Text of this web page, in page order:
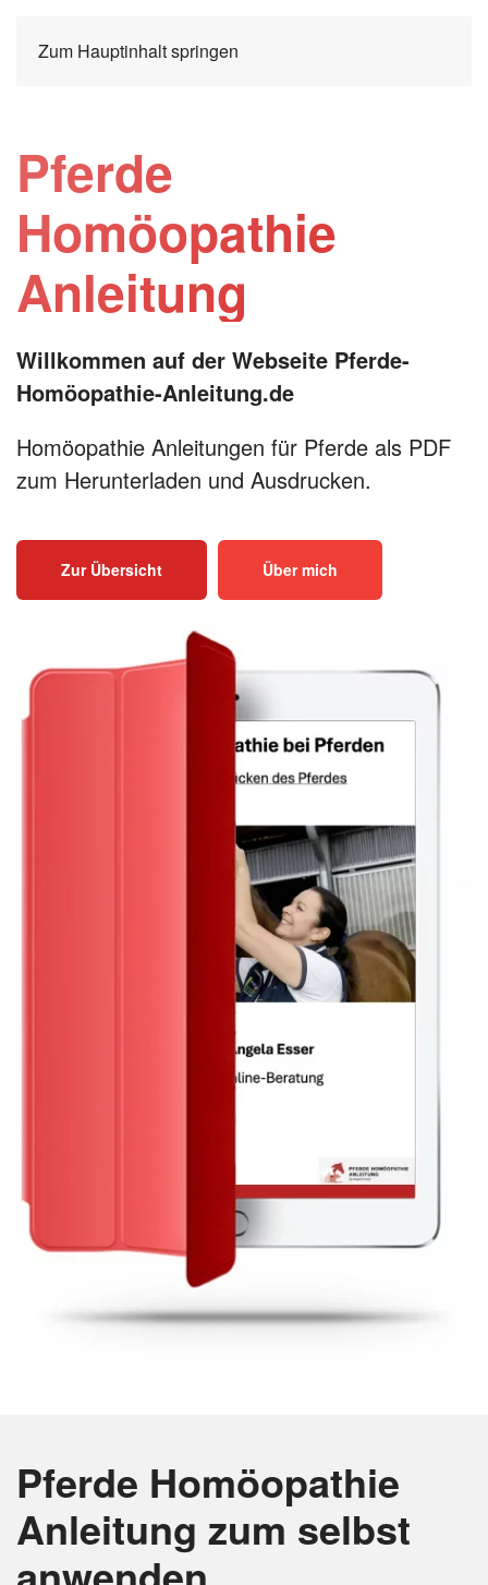
Zum Hauptinhalt springen
Pferde
Homöopathie
Anleitung
Willkommen auf der Webseite Pferde-
Homöopathie-Anleitung.de
Homöopathie Anleitungen für Pferde als PDF
zum Herunterladen und Ausdrucken.
Zur Übersicht Über mich
Pferde Homöopathie
Anleitung zum selbst